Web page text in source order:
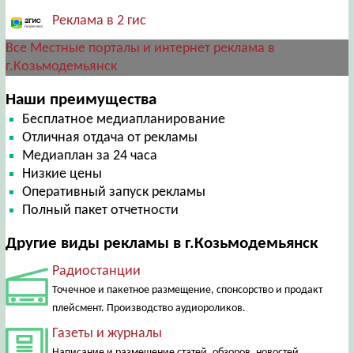
Реклама в 2 гис
Все Местные порталы и интернет реклама в
г.Козьмодемьянск
Наши преимущества
Бесплатное медиапланирование
Отличная отдача от рекламы
Медиаплан за 24 часа
Низкие цены
Оперативный запуск рекламы
Полный пакет отчетности
Другие виды рекламы в г.Козьмодемьянск
Радиостанции
Точечное и пакетное размещение, спонсорство и продакт
плейсмент. Производство аудиороликов.
Газеты и журналы